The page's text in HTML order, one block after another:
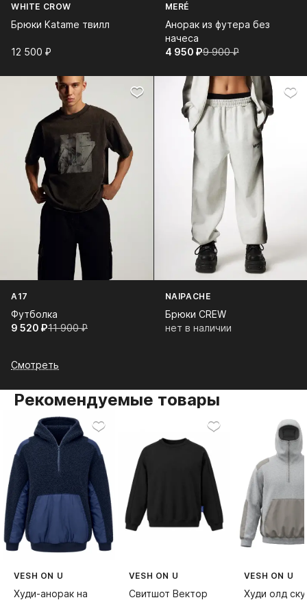
WHITE CROW
Брюки Katame твилл
12 500⁠ ⁠₽
MERÉ
Анорак из футера без
начеса
4 950⁠ ⁠₽9 900⁠ ⁠₽
A17
Футболка
9 520⁠ ⁠₽11 900⁠ ⁠₽
NAIPACHE
Брюки CREW
нет в наличии
Смотреть
Рекомендуемые товары
VESH ON U
Худи-анорак на
VESH ON U
Свитшот Вектор
VESH ON U
Худи олд